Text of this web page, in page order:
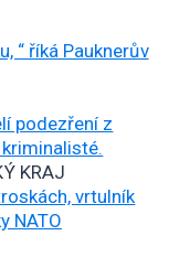
“ říká Pauknerův
podezření z
KRAJ
vrtulník
NATO